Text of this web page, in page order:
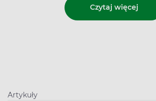
Czytaj więcej
Artykuły